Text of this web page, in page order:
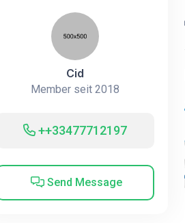
Cid
Member seit 2018
++33477712197
Send Message